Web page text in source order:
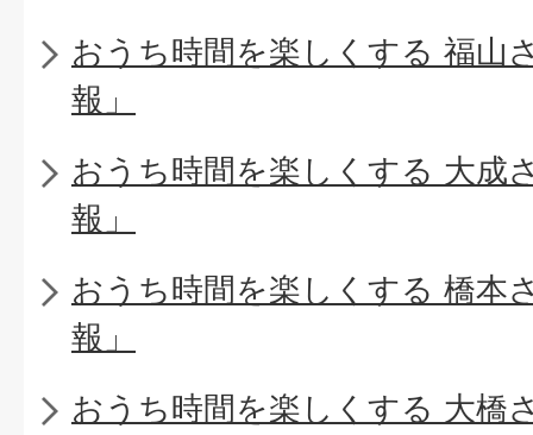
おうち時間を楽しくする 福山
報」
おうち時間を楽しくする 大成
報」
おうち時間を楽しくする 橋本
報」
おうち時間を楽しくする 大橋